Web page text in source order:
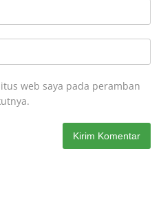
web saya pada peramban